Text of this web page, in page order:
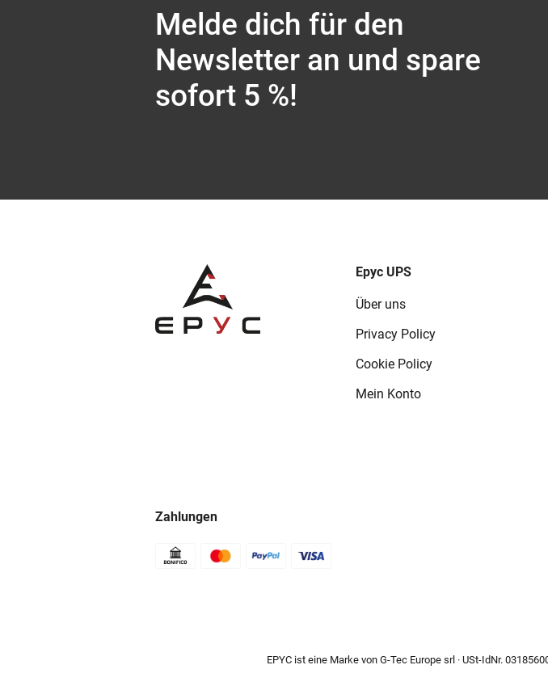
Melde dich für den
Newsletter an und spare
sofort 5 %!
Epyc UPS
Über uns
Privacy Policy
Cookie Policy
Mein Konto
Zahlungen
EPYC ist eine Marke von G-Tec Europe srl · USt-IdNr.